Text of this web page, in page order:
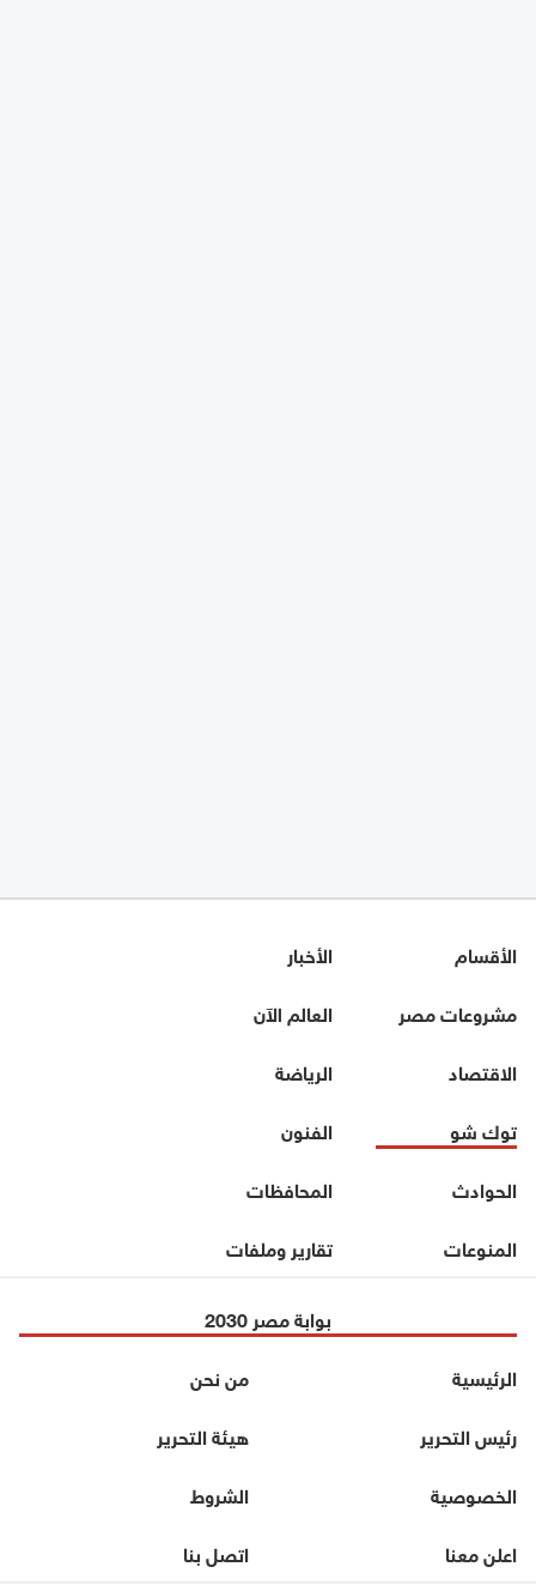
الأقسام
الأخبار
مشروعات مصر
العالم الآن
الاقتصاد
الرياضة
توك شو
الفنون
الحوادث
المحافظات
المنوعات
تقارير وملفات
بوابة مصر 2030
الرئيسية
من نحن
رئيس التحرير
هيئة التحرير
الخصوصية
الشروط
اعلن معنا
اتصل بنا